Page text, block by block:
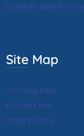
Spesialis Bedah
Site Map
Tentang Klinik
Kontak Kami
Privacy Policy